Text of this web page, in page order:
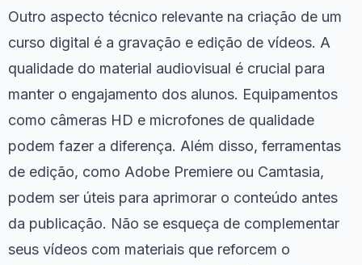
Outro aspecto técnico relevante na criação de um
curso digital é a gravação e edição de vídeos. A
qualidade do material audiovisual é crucial para
manter o engajamento dos alunos. Equipamentos
como câmeras HD e microfones de qualidade
podem fazer a diferença. Além disso, ferramentas
de edição, como Adobe Premiere ou Camtasia,
podem ser úteis para aprimorar o conteúdo antes
da publicação. Não se esqueça de complementar
seus vídeos com materiais que reforcem o